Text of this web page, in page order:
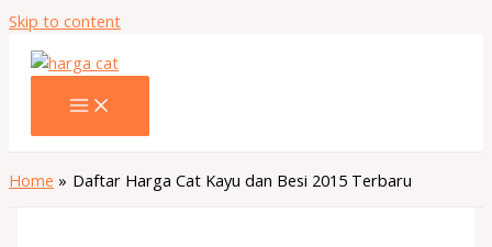
Skip to content
Home Daftar Harga Cat Kayu dan Besi 2015 Terbaru